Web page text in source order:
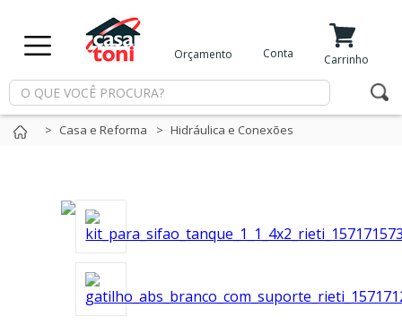
Minha Conta
Meus Favoritos
Departamentos
Orçamento Conta Carrinho
Casa e Reforma Hidráulica e Conexões